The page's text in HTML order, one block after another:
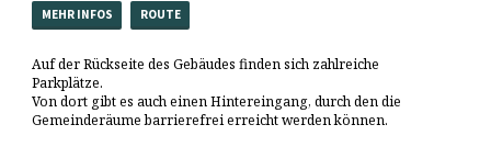
MEHR INFOS ROUTE
Auf der Rückseite des Gebäudes finden sich zahlreiche
Parkplätze.
Von dort gibt es auch einen Hintereingang, durch den die
Gemeinderäume barrierefrei erreicht werden können.